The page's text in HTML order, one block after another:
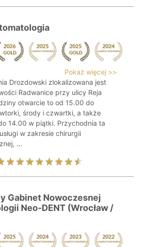
Pokaż więcej >>
Drozdowski zlokalizowana jest
Radwanice przy ulicy Reja
otwarcie to od 15.00 do
środy i czwartki, a także
14.00 w piątki. Przychodnia ta
w zakresie chirurgii
...
Gabinet Nowoczesnej
Neo-DENT (Wrocław /